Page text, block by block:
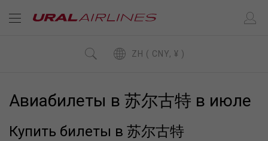
ZH ( CNY, ¥ )
Авиабилеты в 苏尔古特 в июле
Купить билеты в 苏尔古特